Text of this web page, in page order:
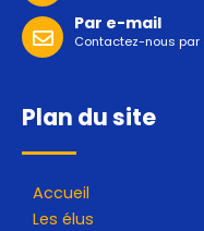
Par e-mail
Contactez-nous
Plan du site
Accueil
Les élus